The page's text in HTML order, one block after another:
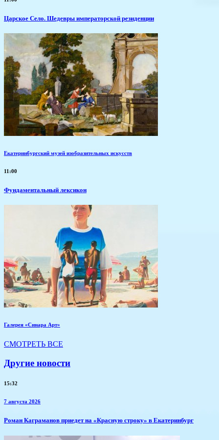
Царское Село. Шедевры императорской резиденции
Екатеринбургский музей изобразительных искусств
11:00
Фундаментальный лексикон
Галерея «Синара Арт»
СМОТРЕТЬ ВСЕ
Другие новости
15:32
7 августа 2026
​Роман Каграманов приедет на «Красную строку» в Екатеринбург